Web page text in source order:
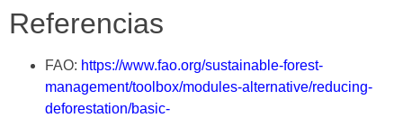
Referencias
FAO: https://www.fao.org/sustainable-forest-
management/toolbox/modules-alternative/reducing-
deforestation/basic-